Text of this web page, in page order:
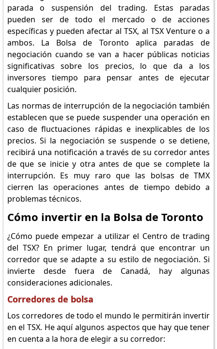
parada o suspensión del trading. Estas paradas
pueden ser de todo el mercado o de acciones
específicas y pueden afectar al TSX, al TSX Venture o a
ambos. La Bolsa de Toronto aplica paradas de
negociación cuando se van a hacer públicas noticias
significativas sobre los precios, lo que da a los
inversores tiempo para pensar antes de ejecutar
cualquier posición.
Las normas de interrupción de la negociación también
establecen que se puede suspender una operación en
caso de fluctuaciones rápidas e inexplicables de los
precios. Si la negociación se suspende o se detiene,
recibirá una notificación a través de su corredor antes
de que se inicie y otra antes de que se complete la
interrupción. Es muy raro que las bolsas de TMX
cierren las operaciones antes de tiempo debido a
problemas técnicos.
Cómo invertir en la Bolsa de Toronto
¿Cómo puede empezar a utilizar el Centro de trading
del TSX? En primer lugar, tendrá que encontrar un
corredor que se adapte a su estilo de negociación. Si
invierte desde fuera de Canadá, hay algunas
consideraciones adicionales.
Corredores de bolsa
Los corredores de todo el mundo le permitirán invertir
en el TSX. He aquí algunos aspectos que hay que tener
en cuenta a la hora de elegir a su corredor: